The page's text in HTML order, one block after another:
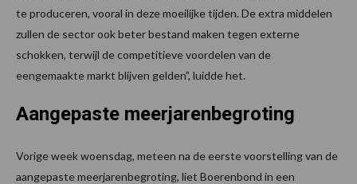
te produceren, vooral in deze moeilijke tijden. De extra middelen
zullen de sector ook beter bestand maken tegen externe
schokken, terwijl de competitieve voordelen van de
eengemaakte markt blijven gelden”, luidde het.
Aangepaste meerjarenbegroting
Vorige week woensdag, meteen na de eerste voorstelling van de
aangepaste meerjarenbegroting, liet Boerenbond in een